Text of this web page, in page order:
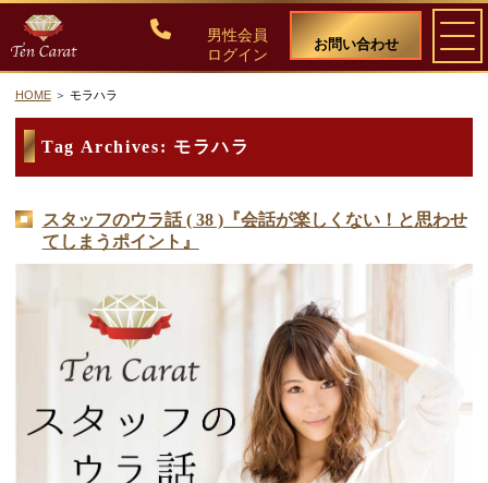
男性会員
ログイン
お問い合わせ
会員比率『１：１０』にこだわる理由
教養ある女性の募集に注力しています
50代・60代のための後悔しない選び方
女性会員の紹介
HOME モラハラ
Tag Archives: モラハラ
スタッフのウラ話 ( 38 )『会話が楽しくない！と思わせ
てしまうポイント』